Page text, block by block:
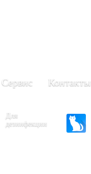
Сервис Контакты
Для
дезинфекции